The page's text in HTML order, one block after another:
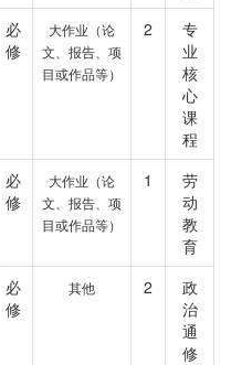
必
修
大作业（论
文、报告、项
目或作品等）
2
专
业
核
心
课
程
必
修
大作业（论
文、报告、项
目或作品等）
1
劳
动
教
育
必
修
其他 2
政
治
通
修